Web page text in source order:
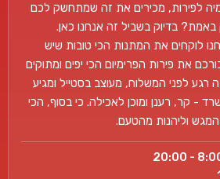
לפירות, מכירים את זה שמתחשק לכם
בדיוק בשביל זה אנחנו כאן.
לוקחים את המתנות הכי טובות שיש
את פירות הפרימיום הכי יפים ומתוקים
לפני המשלוח, מעוצב בסטייל ומגיע
- קר, רענן ומוכן לאכילה. כי בסוף, הכי
וליהנות מהטעם.